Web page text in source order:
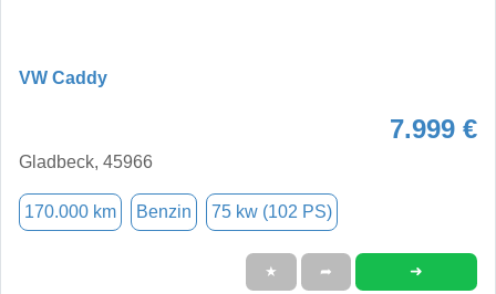
VW Caddy
7.999 €
Gladbeck, 45966
170.000 km Benzin 75 kw (102 PS)
★ ➦ ➜